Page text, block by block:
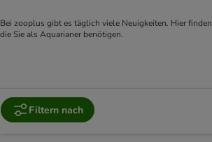
Bei zooplus gibt es täglich viele Neuigkeiten. Hier
die Sie als Aquarianer benötigen.
Filtern nach